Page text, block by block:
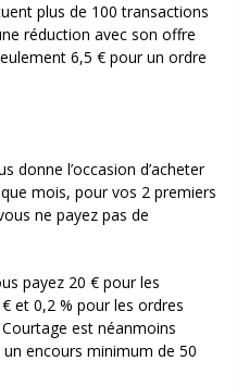
plus de 100 transactions
réduction avec son offre
6,5 € pour un ordre
donne l’occasion d’acheter
mois, pour vos 2 premiers
ne payez pas de
payez 20 € pour les
et 0,2 % pour les ordres
est néanmoins
encours minimum de 50